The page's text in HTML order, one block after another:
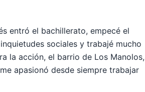
entró el bachillerato, empecé el
sociales y trabajé mucho
la acción, el barrio de Los Manolos,
apasionó desde siempre trabajar